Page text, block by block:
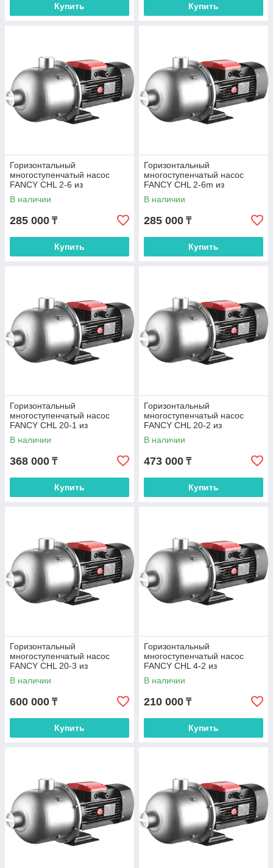
Купить Купить
Горизонтальный
многоступенчатый насос
FANCY CHL 2-6 из
нержавеющей стали
В наличии
285 000 ₸
Купить
Горизонтальный
многоступенчатый насос
FANCY CHL 2-6m из
нержавеющей стали
В наличии
285 000 ₸
Купить
Горизонтальный
многоступенчатый насос
FANCY CHL 20-1 из
нержавеющей стали
В наличии
368 000 ₸
Купить
Горизонтальный
многоступенчатый насос
FANCY CHL 20-2 из
нержавеющей стали
В наличии
473 000 ₸
Купить
Горизонтальный
многоступенчатый насос
FANCY CHL 20-3 из
нержавеющей стали
В наличии
600 000 ₸
Купить
Горизонтальный
многоступенчатый насос
FANCY CHL 4-2 из
нержавеющей стали
В наличии
210 000 ₸
Купить